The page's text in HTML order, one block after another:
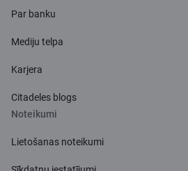
Par banku
Mediju telpa
Karjera
Citadeles blogs
Noteikumi
Lietošanas noteikumi